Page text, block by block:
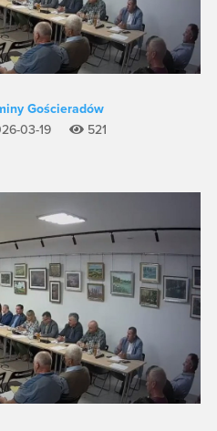
Gościeradów
03-19
521